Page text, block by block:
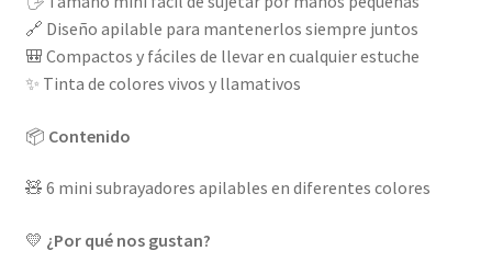
🔗 Diseño apilable para mantenerlos siempre juntos
🎒 Compactos y fáciles de llevar en cualquier estuche
✨ Tinta de colores vivos y llamativos
📦 Contenido
🧸 6 mini subrayadores apilables en diferentes colores
💛 ¿Por qué nos gustan?